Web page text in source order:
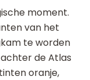
moment.
van het
te worden
de Atlas
oranje,